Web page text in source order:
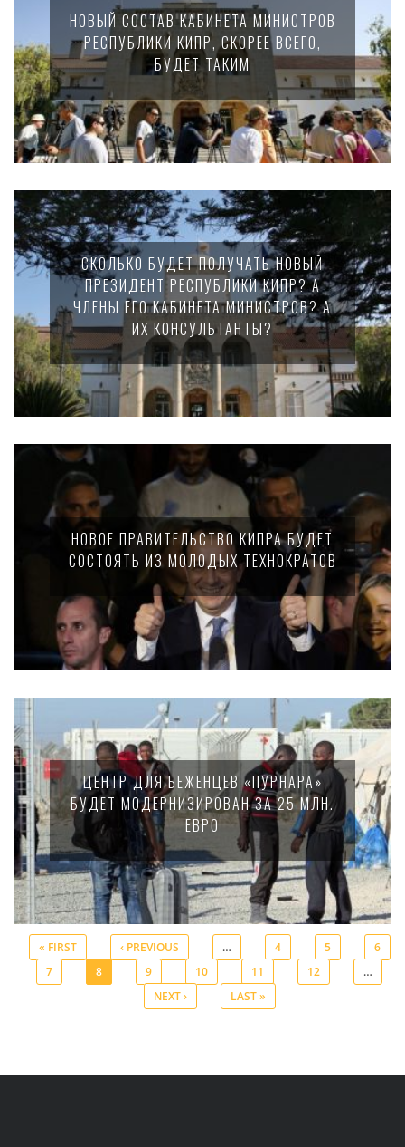
НОВЫЙ СОСТАВ КАБИНЕТА МИНИСТРОВ
РЕСПУБЛИКИ КИПР, СКОРЕЕ ВСЕГО,
БУДЕТ ТАКИМ
СКОЛЬКО БУДЕТ ПОЛУЧАТЬ НОВЫЙ
ПРЕЗИДЕНТ РЕСПУБЛИКИ КИПР? А
ЧЛЕНЫ ЕГО КАБИНЕТА МИНИСТРОВ? А
ИХ КОНСУЛЬТАНТЫ?
НОВОЕ ПРАВИТЕЛЬСТВО КИПРА БУДЕТ
СОСТОЯТЬ ИЗ МОЛОДЫХ ТЕХНОКРАТОВ
ЦЕНТР ДЛЯ БЕЖЕНЦЕВ «ПУРНАРА»
БУДЕТ МОДЕРНИЗИРОВАН ЗА 25 МЛН.
ЕВРО
Pages
« FIRST ‹ PREVIOUS … 4 5
6
7
8 9 10 11 12
…
NEXT ›
LAST »